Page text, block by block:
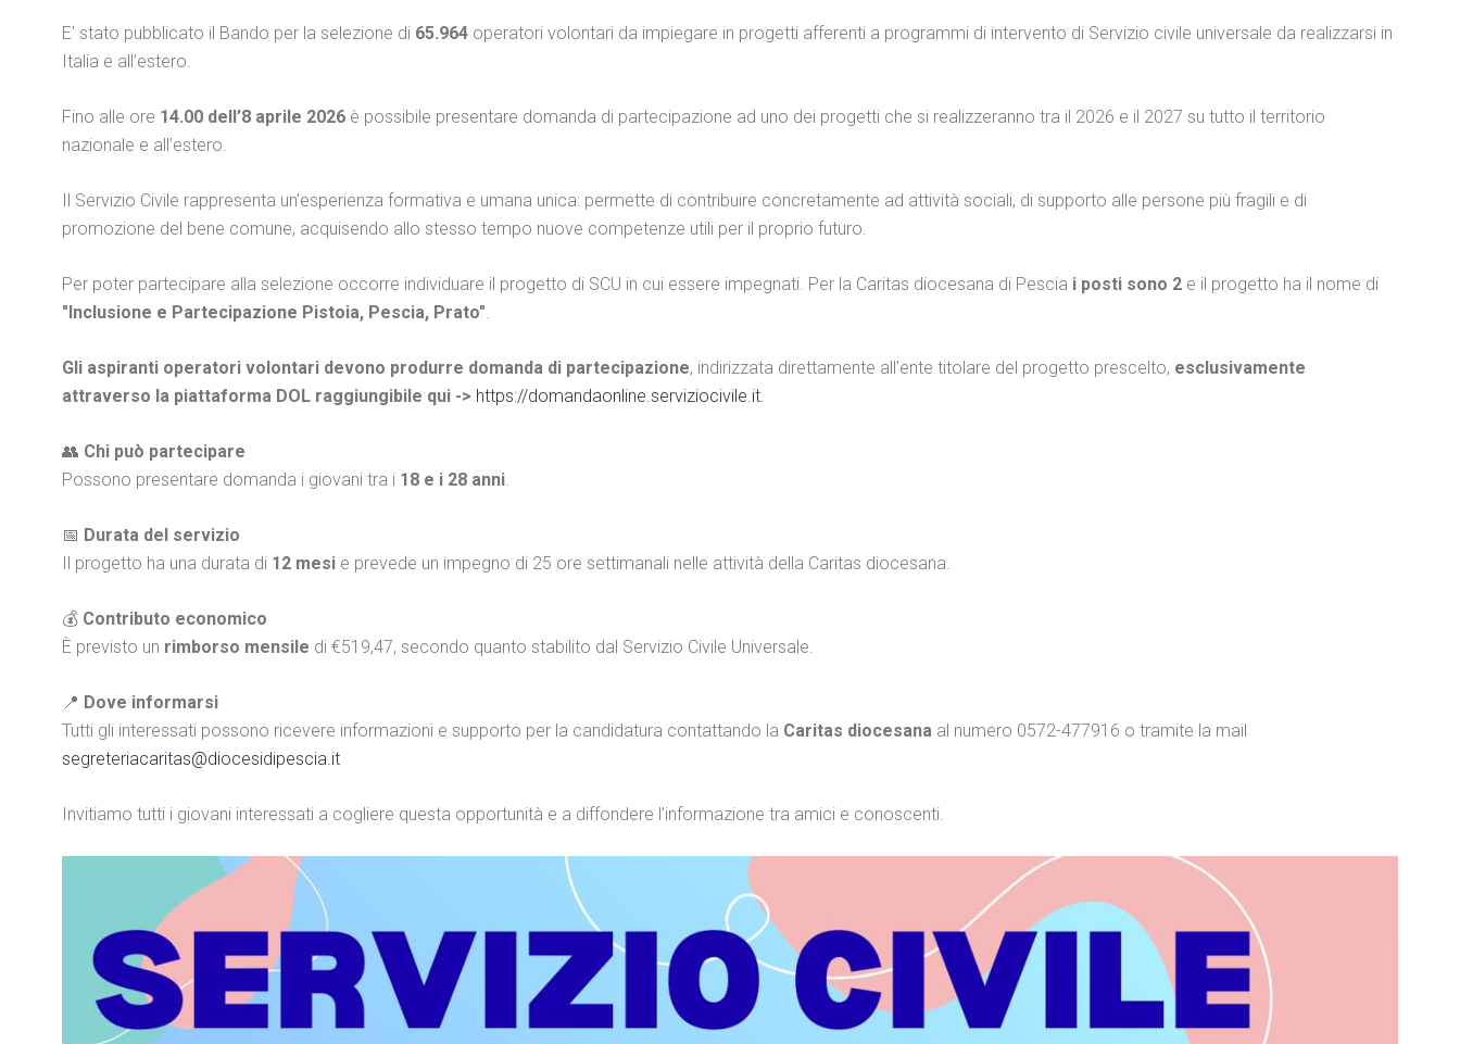
E' stato pubblicato il Bando per la selezione di 65.964 operatori volontari da impiegare in progetti afferenti a programmi di intervento di Servizio civile universale da realizzarsi in
Italia e all’estero.
Fino alle ore 14.00 dell’8 aprile 2026 è possibile presentare domanda di partecipazione ad uno dei progetti che si realizzeranno tra il 2026 e il 2027 su tutto il territorio
nazionale e all’estero.
Il Servizio Civile rappresenta un’esperienza formativa e umana unica: permette di contribuire concretamente ad attività sociali, di supporto alle persone più fragili e di
promozione del bene comune, acquisendo allo stesso tempo nuove competenze utili per il proprio futuro.
Per poter partecipare alla selezione occorre individuare il progetto di SCU in cui essere impegnati. Per la Caritas diocesana di Pescia i posti sono 2 e il progetto ha il nome di
"Inclusione e Partecipazione Pistoia, Pescia, Prato".
Gli aspiranti operatori volontari devono produrre domanda di partecipazione, indirizzata direttamente all’ente titolare del progetto prescelto, esclusivamente
attraverso la piattaforma DOL raggiungibile qui -> https://domandaonline.serviziocivile.it.
👥 Chi può partecipare
Possono presentare domanda i giovani tra i 18 e i 28 anni.
📅 Durata del servizio
Il progetto ha una durata di 12 mesi e prevede un impegno di 25 ore settimanali nelle attività della Caritas diocesana.
💰 Contributo economico
È previsto un rimborso mensile di €519,47, secondo quanto stabilito dal Servizio Civile Universale.
📍 Dove informarsi
Tutti gli interessati possono ricevere informazioni e supporto per la candidatura contattando la Caritas diocesana al numero 0572-477916 o tramite la mail
segreteriacaritas@diocesidipescia.it
Invitiamo tutti i giovani interessati a cogliere questa opportunità e a diffondere l’informazione tra amici e conoscenti.